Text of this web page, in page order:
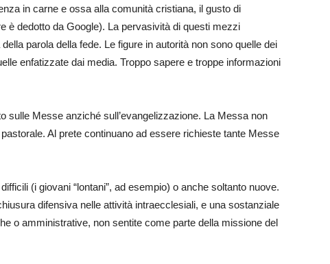
in carne e ossa alla comunità cristiana, il gusto di
è dedotto da Google). La pervasività di questi mezzi
parola della fede. Le figure in autorità non sono quelle dei
enfatizzate dai media. Troppo sapere e troppe informazioni
sulle Messe anziché sull’evangelizzazione. La Messa non
Al prete continuano ad essere richieste tante Messe
(i giovani “lontani”, ad esempio) o anche soltanto nuove.
difensiva nelle attività intraecclesiali, e una sostanziale
o amministrative, non sentite come parte della missione del